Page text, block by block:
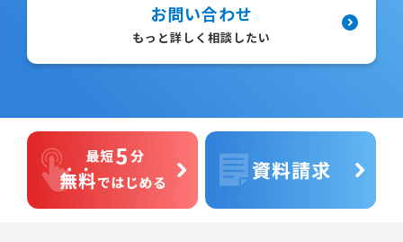
お問い合わせ
もっと詳しく相談したい